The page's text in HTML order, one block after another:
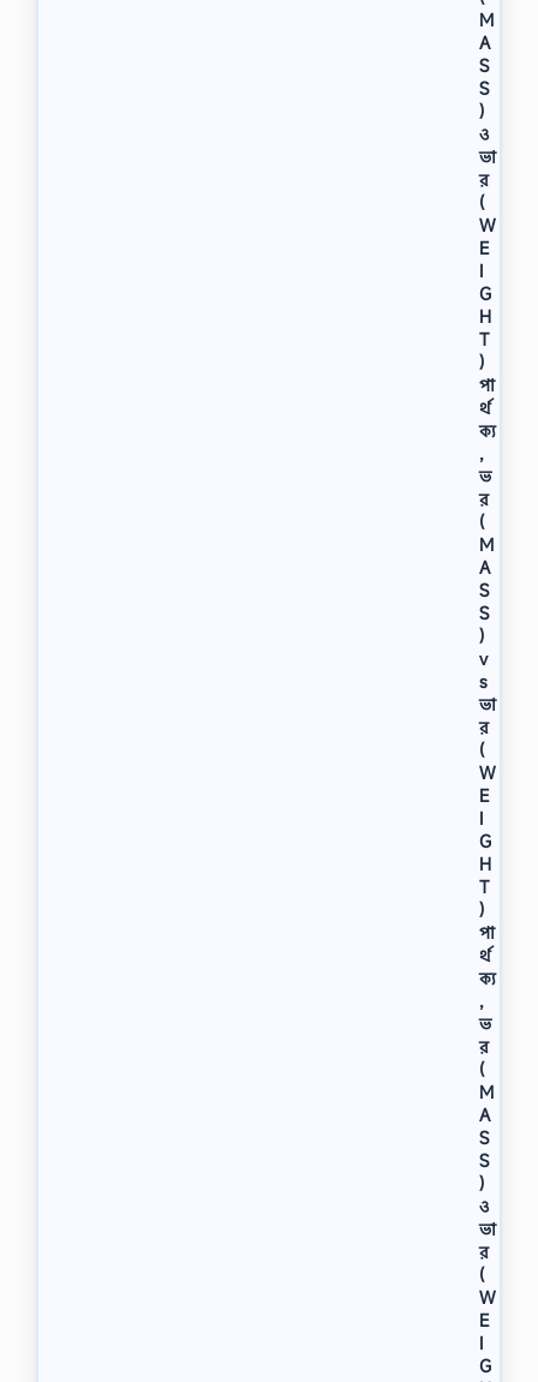
M
A
S
S
)
ও
ভা
র
(
W
E
I
G
H
T
)
পা
র্থ
ক্য
,
ভ
র
(
M
A
S
S
)
v
s
ভা
র
(
W
E
I
G
H
T
)
পা
র্থ
ক্য
,
ভ
র
(
M
A
S
S
)
ও
ভা
র
(
W
E
I
G